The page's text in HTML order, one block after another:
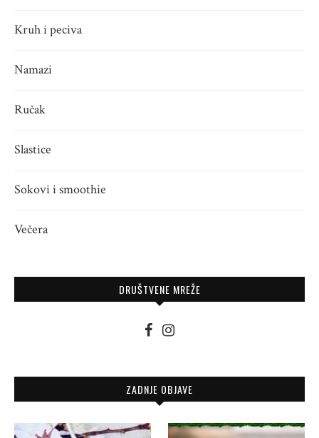
Kruh i peciva
Namazi
Ručak
Slastice
Sokovi i smoothie
Večera
DRUŠTVENE MREŽE
ZADNJE OBJAVE